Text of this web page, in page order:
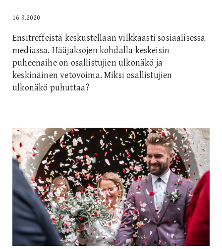
16.9.2020
Ensitreffeistä keskustellaan vilkkaasti sosiaalisessa
mediassa. Hääjaksojen kohdalla keskeisin
puheenaihe on osallistujien ulkonäkö ja
keskinäinen vetovoima. Miksi osallistujien
ulkonäkö puhuttaa?